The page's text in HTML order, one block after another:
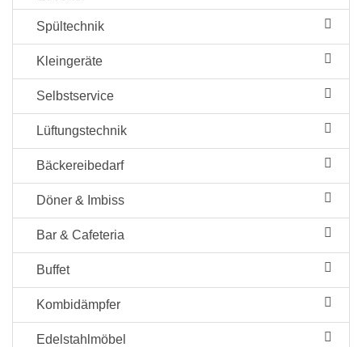
Spültechnik
Kleingeräte
Selbstservice
Lüftungstechnik
Bäckereibedarf
Döner & Imbiss
Bar & Cafeteria
Buffet
Kombidämpfer
Edelstahlmöbel